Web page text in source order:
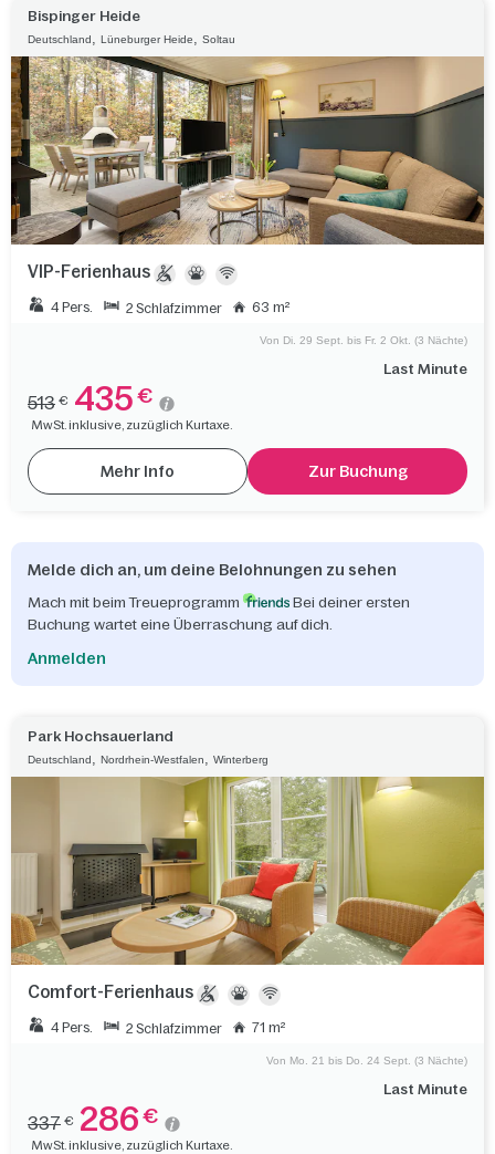
Bispinger Heide
Deutschland Lüneburger Heide Soltau
VIP-Ferienhaus
4 Pers. 2 Schlafzimmer 63 m²
Last Minute
Von Di. 29 Sept. bis Fr. 2 Okt. (3 Nächte)
513 € 435 €
MwSt. inklusive, zuzüglich Kurtaxe.
Mehr Info Zur Buchung
Melde dich an, um deine Belohnungen zu sehen
Mach mit beim Treueprogramm
Bei deiner ersten
Buchung wartet eine Überraschung auf dich.
Anmelden
Park Hochsauerland
Deutschland, Nordrhein-Westfalen, Winterberg
Comfort-Ferienhaus
4 Pers. 2 Schlafzimmer 71 m²
Last Minute
Von Mo. 21 bis Do. 24 Sept. (3 Nächte)
337 € 286 €
MwSt. inklusive, zuzüglich Kurtaxe.